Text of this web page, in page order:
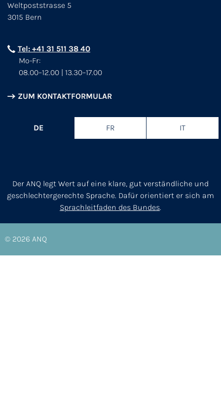
Weltpoststrasse 5
3015 Bern
Tel: +41 31 511 38 40
Mo-Fr:
08.00–12.00 | 13.30–17.00
ZUM KONTAKTFORMULAR
DE FR IT
Der ANQ legt Wert auf eine klare, gut verständliche und
geschlechtergerechte Sprache. Dafür orientiert er sich am
Sprachleitfaden des Bundes.
© 2026 ANQ